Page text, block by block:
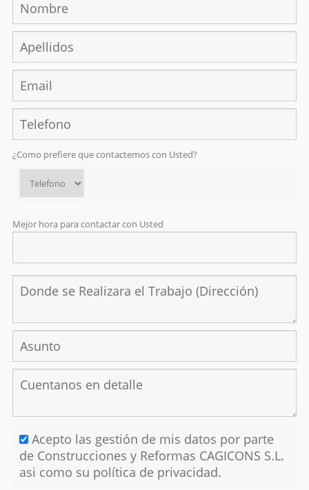
¿Como prefiere que contactemos con Usted?
Mejor hora para contactar con Usted
Acepto las gestión de mis datos por parte
de Construcciones y Reformas CAGICONS S.L.
asi como su política de privacidad.